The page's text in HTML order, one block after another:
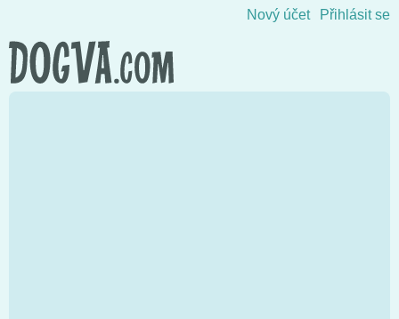
Nový účet Přihlásit se